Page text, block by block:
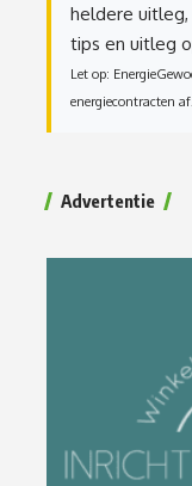
heldere
tips en uitleg
Let op:
energiecontracten af.
Advertentie